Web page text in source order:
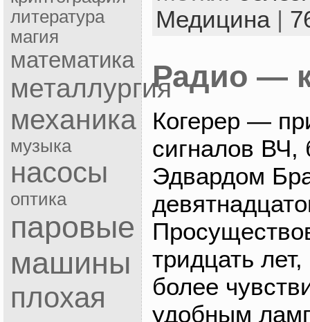
литература
магия
математика
металлургия
механика
музыка
насосы
оптика
паровые
машины
плохая
Медицина|
Радио —
Когерер —
сигналов ВЧ,
Эдвардом
тридцать
более
удобным